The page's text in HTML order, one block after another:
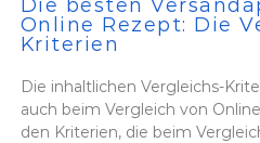
Die besten
Online Rezept: Die
Kriterien
Die inhaltlichen Vergleichs-
auch beim Vergleich von
den Kriterien, die beim